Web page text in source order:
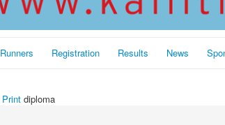
Runners Registration Results News
Print diploma